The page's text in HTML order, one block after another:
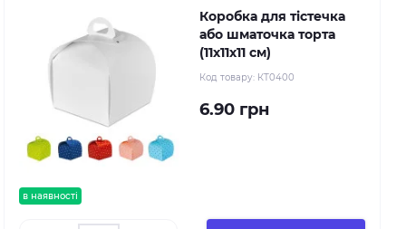
в наявності
Коробка для тістечка
або шматочка торта
(11х11х11 см)
Код товару: КТ0400
6.90 грн